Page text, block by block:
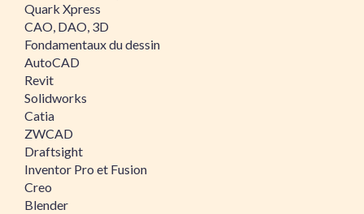
Quark Xpress
CAO, DAO, 3D
Fondamentaux du dessin
AutoCAD
Revit
Solidworks
Catia
ZWCAD
Draftsight
Inventor Pro et Fusion
Creo
Blender